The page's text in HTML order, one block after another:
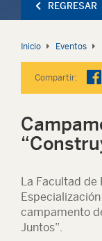
REGRESAR
Inicio Eventos
Compartir:
La Facultad de
campamento
Juntos”.